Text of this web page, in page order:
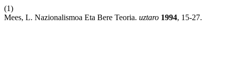
(1)
Mees, L. Nazionalismoa Eta Bere Teoria. uztaro 1994, 15-27.